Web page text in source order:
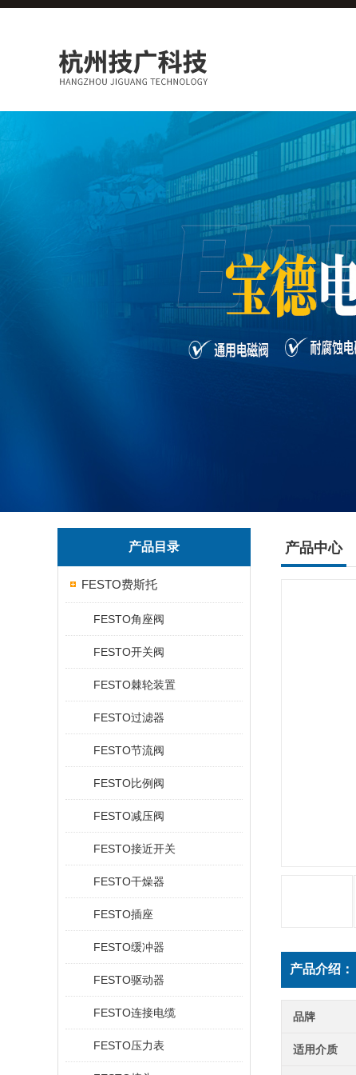
产品目录
FESTO费斯托
FESTO角座阀
FESTO开关阀
FESTO棘轮装置
FESTO过滤器
FESTO节流阀
FESTO比例阀
FESTO减压阀
FESTO接近开关
FESTO干燥器
FESTO插座
FESTO缓冲器
FESTO驱动器
FESTO连接电缆
FESTO压力表
产品中心
产品介绍：
品牌
适用介质